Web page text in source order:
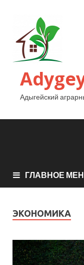
Адыгейский
ГЛАВНОЕ
ЭКОНОМИКА